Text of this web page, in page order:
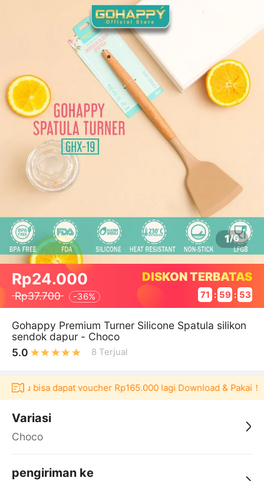
1/6
Rp24.000
Rp37.700 -36%
DISKON TERBATAS
71 : 59 : 52
Gohappy Premium Turner Silicone Spatula silikon
sendok dapur - Choco
5.0
8 Terjual
bisa dapat voucher Rp165.000 lagi Download & Pakai！
Variasi
Choco
pengiriman ke